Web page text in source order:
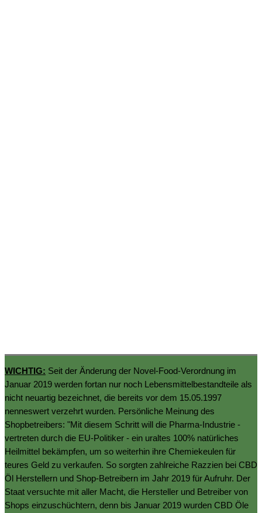
WICHTIG: Seit der Änderung der Novel-Food-Verordnung im
Januar 2019 werden fortan nur noch Lebensmittelbestandteile als
nicht neuartig bezeichnet, die bereits vor dem 15.05.1997
nenneswert verzehrt wurden. Persönliche Meinung des
Shopbetreibers: "Mit diesem Schritt will die Pharma-Industrie -
vertreten durch die EU-Politiker - ein uraltes 100% natürliches
Heilmittel bekämpfen, um so weiterhin ihre Chemiekeulen für
teures Geld zu verkaufen. So sorgten zahlreiche Razzien bei CBD
Öl Herstellern und Shop-Betreibern im Jahr 2019 für Aufruhr. Der
Staat versuchte mit aller Macht, die Hersteller und Betreiber von
Shops einzuschüchtern, denn bis Januar 2019 wurden CBD Öle